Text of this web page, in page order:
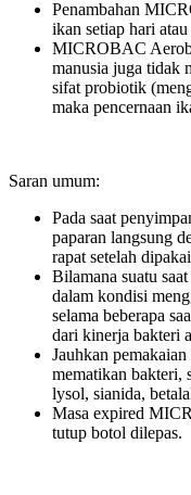
Penambahan
ikan setiap hari
MICROBAC Aerob
manusia juga tidak
sifat probiotik
maka pencernaan
Saran umum:
Pada saat
paparan langsung
rapat setelah
Bilamana suatu
dalam kondisi
selama beberapa
dari kinerja bakteri
Jauhkan
mematikan bakteri,
lysol, sianida,
Masa expired
tutup botol dilepas.